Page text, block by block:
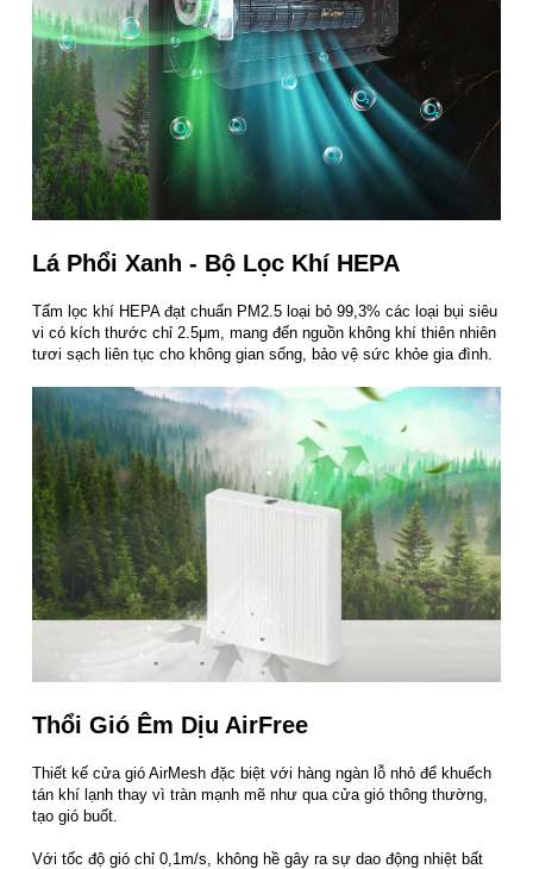
Lá Phổi Xanh - Bộ Lọc Khí HEPA
Tấm lọc khí HEPA đạt chuẩn PM2.5 loại bỏ 99,3% các loại bụi siêu
vi có kích thước chỉ 2.5μm, mang đến nguồn không khí thiên nhiên
tươi sạch liên tục cho không gian sống, bảo vệ sức khỏe gia đình.
Thổi Gió Êm Dịu AirFree
Thiết kế cửa gió AirMesh đặc biệt với hàng ngàn lỗ nhỏ để khuếch
tán khí lạnh thay vì tràn mạnh mẽ như qua cửa gió thông thường,
tạo gió buốt.
Với tốc độ gió chỉ 0,1m/s, không hề gây ra sự dao động nhiệt bất